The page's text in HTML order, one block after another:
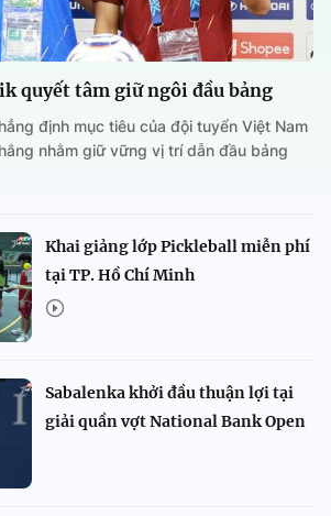
quyết tâm giữ ngôi đầu bảng
định mục tiêu của đội tuyển Việt Nam
nhằm giữ vững vị trí dẫn đầu bảng
Khai giảng lớp Pickleball miễn phí
tại TP. Hồ Chí Minh
Sabalenka khởi đầu thuận lợi tại
giải quần vợt National Bank Open